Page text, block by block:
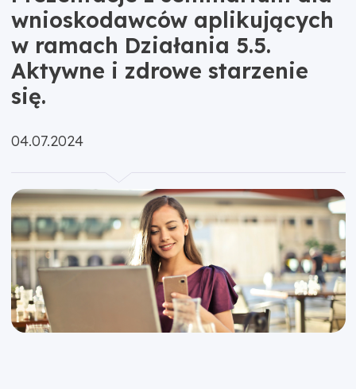
wnioskodawców aplikujących
w ramach Działania 5.5.
Aktywne i zdrowe starzenie
się.
Opublikowano:
04.07.2024